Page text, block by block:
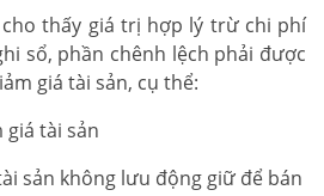
thấy giá trị hợp lý trừ chi phí
sổ, phần chênh lệch phải được
giá tài sản, cụ thể:
giá tài sản
sản không lưu động giữ để bán